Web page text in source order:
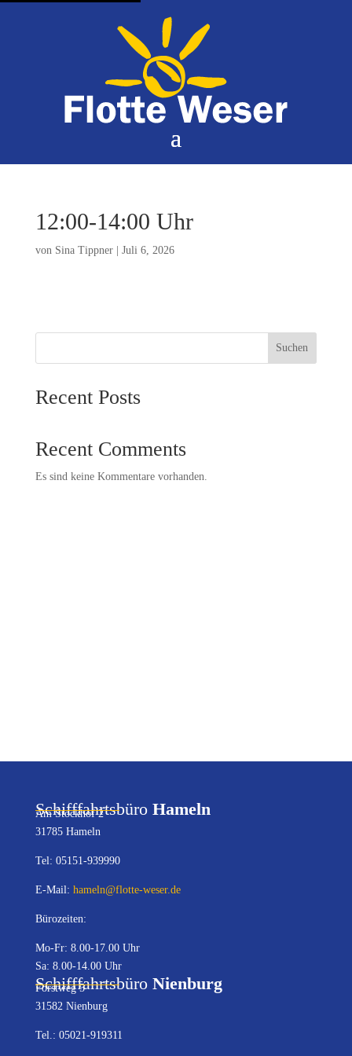
12:00-14:00 Uhr
von Sina Tippner| Juli 6, 2026
Suchen
Recent Posts
Recent Comments
Es sind keine Kommentare vorhanden.
Schifffahrtsbüro Hameln
Am Stockhof 2
31785 Hameln
Tel: 05151-939990
E-Mail: hameln@flotte-weser.de
Bürozeiten:
Mo-Fr: 8.00-17.00 Uhr
Sa: 8.00-14.00 Uhr
Schifffahrtsbüro Nienburg
Forstweg 5
31582 Nienburg
Tel.: 05021-919311